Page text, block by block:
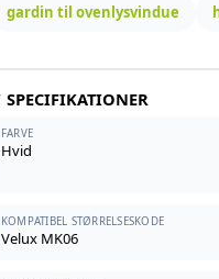
gardin til ovenlysvindue
SPECIFIKATIONER
FARVE
Hvid
KOMPATIBEL STØRRELSESKODE
Velux MK06